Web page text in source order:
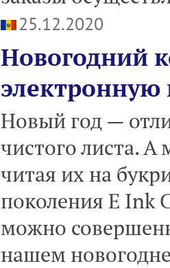
25.12.2020
Новогодний
электронную
Новый год —
чистого листа.
читая их на
поколения E Ink
можно
нашем